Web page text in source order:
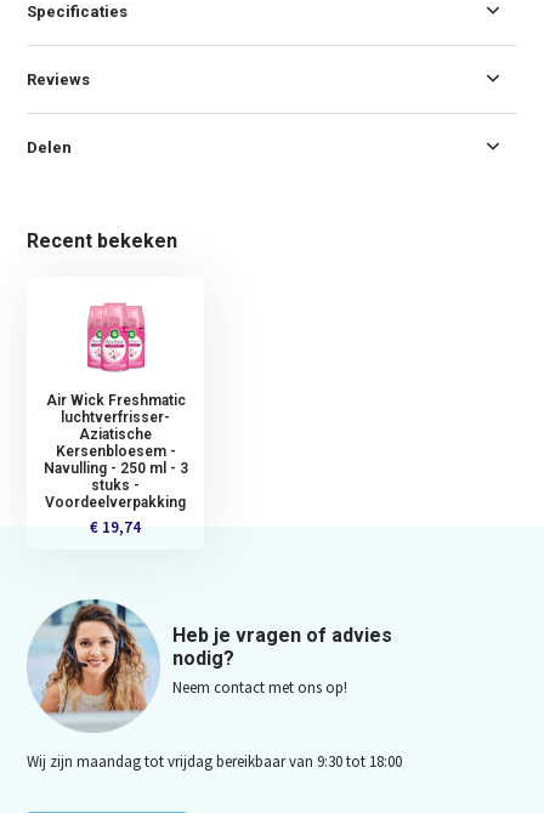
Specificaties
Reviews
Delen
Recent bekeken
Air Wick Freshmatic
luchtverfrisser-
Aziatische
Kersenbloesem -
Navulling - 250 ml - 3
stuks -
Voordeelverpakking
€ 19,74
Heb je vragen of advies
nodig?
Neem contact met ons op!
Wij zijn maandag tot vrijdag bereikbaar van 9:30 tot 18:00